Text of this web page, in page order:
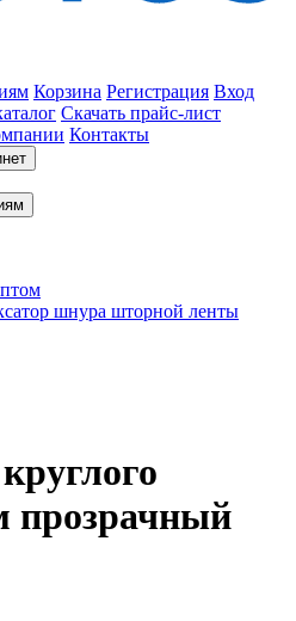
Корзина Регистрация Вход
Скачать прайс-лист
Контакты
шнура шторной ленты
прозрачный